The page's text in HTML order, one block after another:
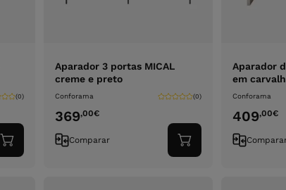
(0)
Adicionar
ao
Aparador 3 portas MICAL
creme e preto
Conforama (0)
369,00€
Comparar
Adicionar
ao
Aparador
em
Conforama
409,00€